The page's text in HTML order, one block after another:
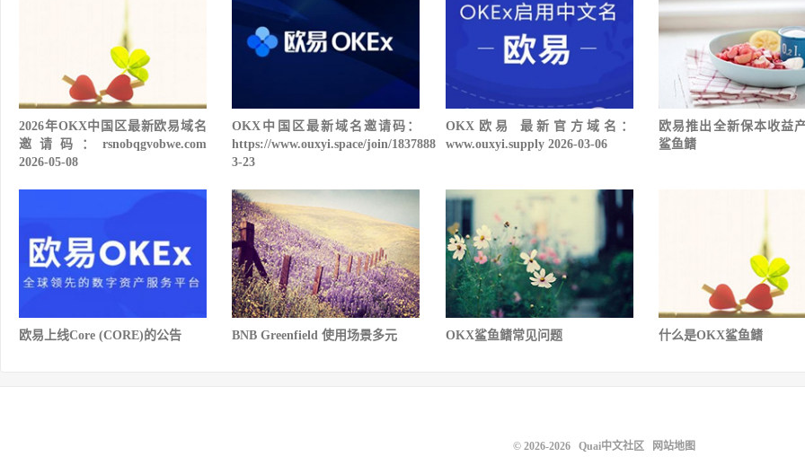
2026年OKX中国区最新欧易域名
邀请码：rsnobqgvobwe.com
2026-05-08
OKX中国区最新域名邀请码：
https://www.ouxyi.space/join/1837888
3-23
OKX欧易 最新官方域名：
www.ouxyi.supply 2026-03-06
欧易推出全新保本收
鲨鱼鳍
欧易上线Core (CORE)的公告 BNB Greenfield 使用场景多元 OKX鲨鱼鳍常见问题 什么是OKX鲨鱼鳍
© 2026-2026 Quai中文社区 网站地图